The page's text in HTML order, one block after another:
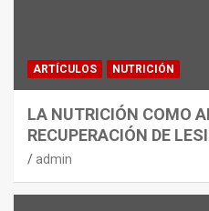
ARTÍCULOS NUTRICIÓN
LA NUTRICIÓN COMO
RECUPERACIÓN DE
admin